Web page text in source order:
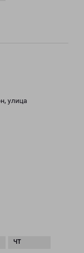
улица